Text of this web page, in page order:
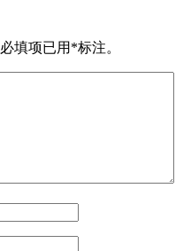
必填项已用 *标注。